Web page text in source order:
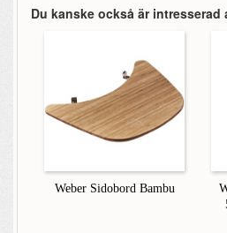
Du kanske också är intresserad
Weber Sidobord Bambu